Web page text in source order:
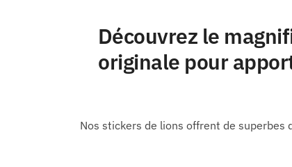
Découvrez le
originale pour
Nos stickers de lions offrent de superbes